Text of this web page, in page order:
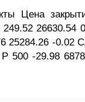
Цена
26630.54
25284.26 -0.02
500 -29.98